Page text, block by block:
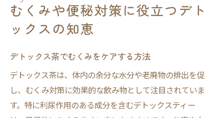
むくみや便秘対策に役立つデト
ックスの知恵
デトックス茶でむくみをケアする方法
デトックス茶は、体内の余分な水分や老廃物の排出を促
し、むくみ対策に効果的な飲み物として注目されていま
す。特に利尿作用のある成分を含むデトックスティー